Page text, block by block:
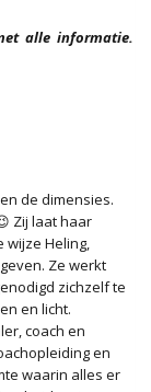
alle informatie.
de dimensies.
Zij laat haar
wijze Heling,
Ze werkt
zichzelf te
en licht.
coach en
en
waarin alles er